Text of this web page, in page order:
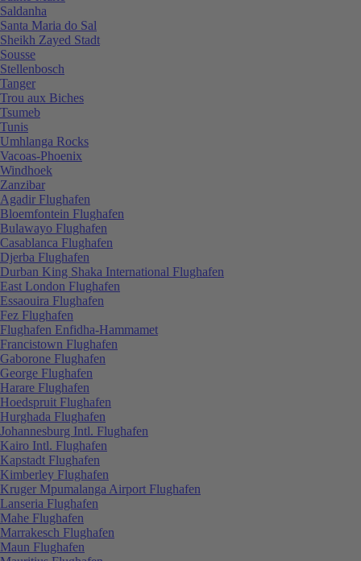
Saldanha
Santa Maria do Sal
Sheikh Zayed Stadt
Sousse
Stellenbosch
Tanger
Trou aux Biches
Tsumeb
Tunis
Umhlanga Rocks
Vacoas-Phoenix
Windhoek
Zanzibar
Agadir Flughafen
Bloemfontein Flughafen
Bulawayo Flughafen
Casablanca Flughafen
Djerba Flughafen
Durban King Shaka International Flughafen
East London Flughafen
Essaouira Flughafen
Fez Flughafen
Flughafen Enfidha-Hammamet
Francistown Flughafen
Gaborone Flughafen
George Flughafen
Harare Flughafen
Hoedspruit Flughafen
Hurghada Flughafen
Johannesburg Intl. Flughafen
Kairo Intl. Flughafen
Kapstadt Flughafen
Kimberley Flughafen
Kruger Mpumalanga Airport Flughafen
Lanseria Flughafen
Mahe Flughafen
Marrakesch Flughafen
Maun Flughafen